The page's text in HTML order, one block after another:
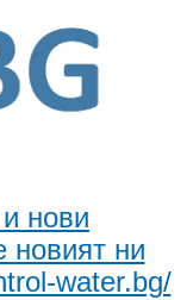
нови
новият ни
water.bg/